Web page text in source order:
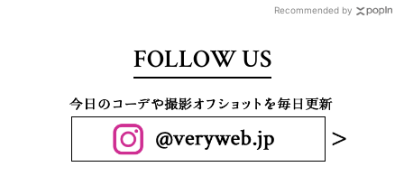
Recommended by
FOLLOW US